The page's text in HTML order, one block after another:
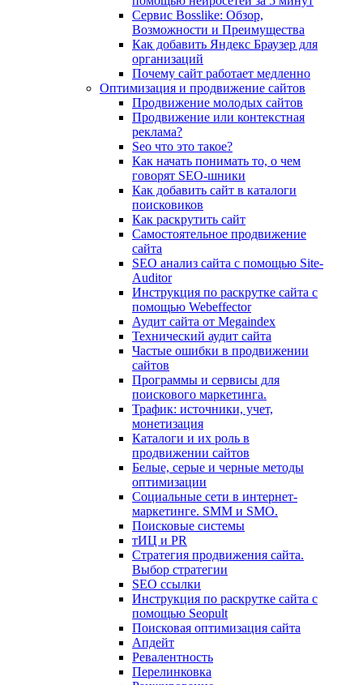
Сервис Bosslike: Обзор,
Возможности и Преимущества
Как добавить Яндекс Браузер для
организаций
Почему сайт работает медленно
Оптимизация и продвижение сайтов
Продвижение молодых сайтов
Продвижение или контекстная
реклама?
Seo что это такое?
Как начать понимать то, о чем
говорят SEO-шники
Как добавить сайт в каталоги
поисковиков
Как раскрутить сайт
Самостоятельное продвижение
сайта
SEO анализ сайта с помощью Site-
Auditor
Инструкция по раскрутке сайта с
помощью Webeffector
Аудит сайта от Megaindex
Технический аудит сайта
Частые ошибки в продвижении
сайтов
Программы и сервисы для
поискового маркетинга.
Трафик: источники, учет,
монетизация
Каталоги и их роль в
продвижении сайтов
Белые, серые и черные методы
оптимизации
Социальные сети в интернет-
маркетинге. SMM и SMO.
Поисковые системы
тИЦ и PR
Стратегия продвижения сайта.
Выбор стратегии
SEO ссылки
Инструкция по раскрутке сайта с
помощью Seopult
Поисковая оптимизация сайта
Апдейт
Ревалентность
Перелинковка